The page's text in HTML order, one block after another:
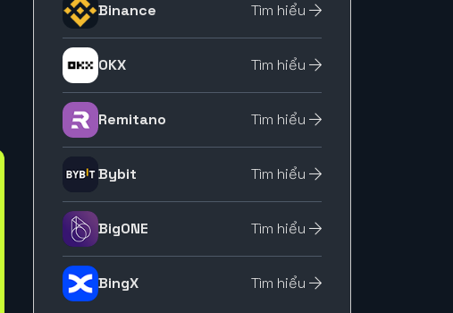
Binance Tìm hiểu
OKX Tìm hiểu
Remitano Tìm hiểu
Bybit Tìm hiểu
BigONE Tìm hiểu
BingX Tìm hiểu